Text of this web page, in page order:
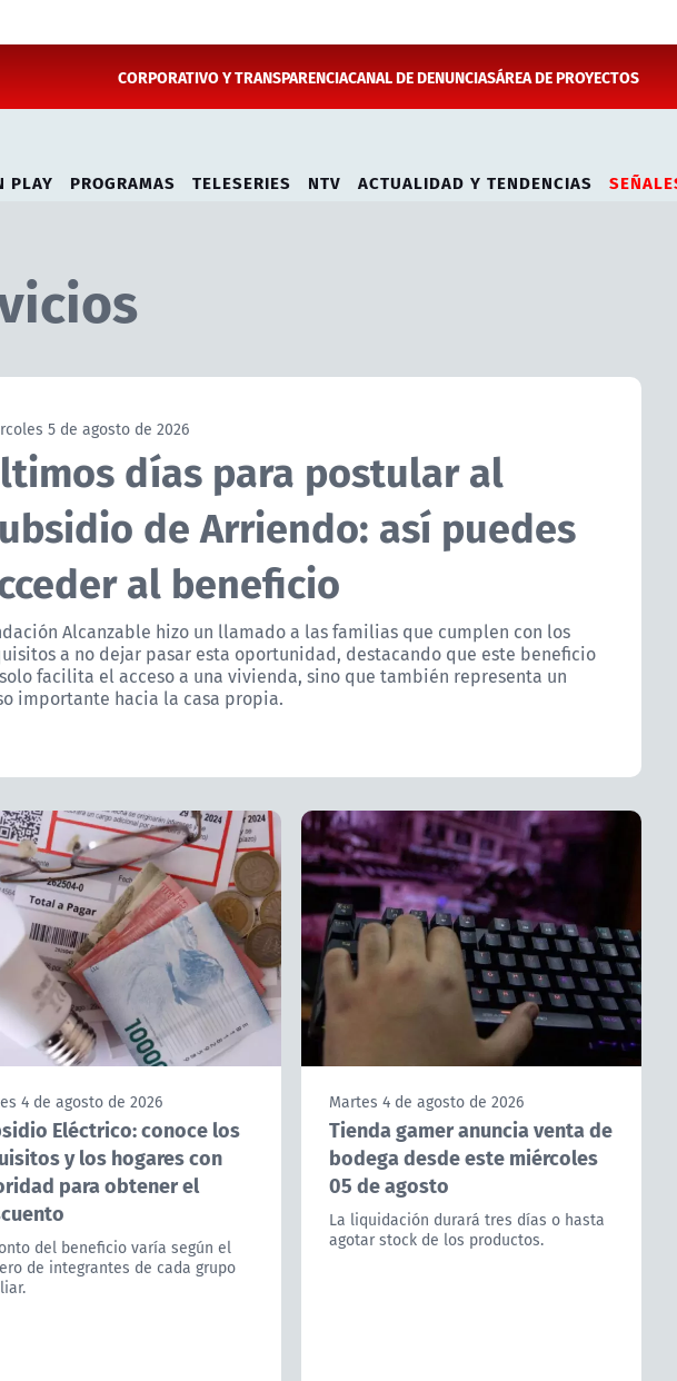
CORPORATIVO Y TRANSPARENCIACANAL DE DENUNCIASÁREA DE PROYECTOS
PLAY PROGRAMAS TELESERIES NTV ACTUALIDAD Y TENDENCIAS
5 de agosto de 2026
días para postular al
de Arriendo: así puedes
al beneficio
Alcanzable hizo un llamado a las familias que cumplen con los
a no dejar pasar esta oportunidad, destacando que este beneficio
facilita el acceso a una vivienda, sino que también representa un
importante hacia la casa propia.
4 de agosto de 2026
Eléctrico: conoce los
y los hogares con
para obtener el
del beneficio varía según el
de integrantes de cada grupo
Martes 4 de agosto de 2026
Tienda gamer anuncia venta de
bodega desde este miércoles
05 de agosto
La liquidación durará tres días o hasta
agotar stock de los productos.